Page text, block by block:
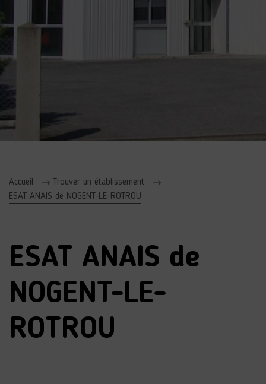
Accueil
Trouver un établissement
ESAT ANAIS de NOGENT-LE-ROTROU
ESAT ANAIS de
NOGENT-LE-
ROTROU